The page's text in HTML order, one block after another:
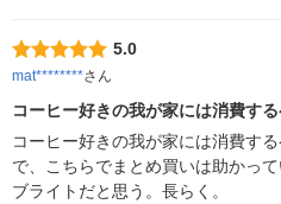
5.0
mat********さん
コーヒー好きの我が家には消費す
コーヒー好きの我が家には消費す
で、こちらでまとめ買いは助かっ
ブライトだと思う。長らく。